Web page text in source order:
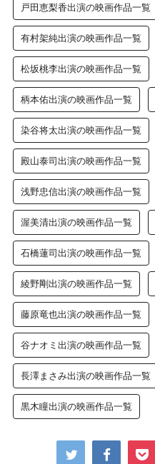
戸田恵梨香出演の映画作品一覧
有村架純出演の映画作品一覧
松坂桃李出演の映画作品一覧
柄本佑出演の映画作品一覧
染谷将太出演の映画作品一覧
殿山泰司出演の映画作品一覧
浅野忠信出演の映画作品一覧
渥美清出演の映画作品一覧
石橋蓮司出演の映画作品一覧
綾野剛出演の映画作品一覧
藤原竜也出演の映画作品一覧
谷ナオミ出演の映画作品一覧
長澤まさみ出演の映画作品一覧
黒木瞳出演の映画作品一覧